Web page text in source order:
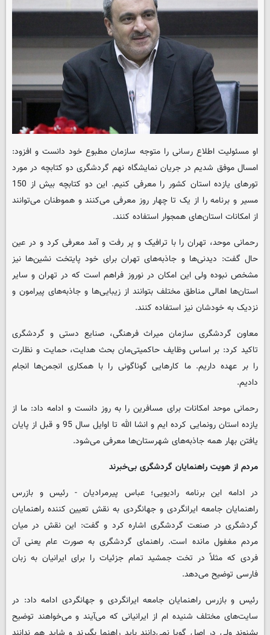
او مسئولیت اطلاع رسانی را متوجه سازمان مطبوع خود دانست و افزود:
امسال موفق شدیم در جریان نمایشگاه نهم گردشگری دو کتابچه در مورد
تورهای یازده استان کشور را معرفی کنیم. این دو کتابچه بیش از 150
مسیر و برنامه را از یک تا چهار روز معرفی می‌کنند و هموطنان می‌توانند
از امکانات استان‌های همجوار استفاده کنند.
رحمانی موحد، تهران را با ترافیک و پر رفت و آمد معرفی کرد و در عین
حال گفت: دیدنی‌ها و جاذبه‌های تهران برای خود پایتخت نشین‌ها نیز
مشخص نبوده ولی این امکان در نوروز فراهم است که در تهران و سایر
استان‌ها اهالی مناطق مختلف بتوانند از زیبایی‌ها و جاذبه‌های پیرامون و
نزدیک به خودشان نیز استفاده کنند.
معاون گردشگری سازمان میراث فرهنگی، صنایع دستی و گردشگری
تاکید کرد: بر اساس وظایف حاکمیتی‌مان بحث هدایت، حمایت و نظارت
را بر عهده داریم. ما کارهایی گوناگونی را با همکاری انجمن‌ها انجام
دادیم.
رحمانی موحد امکانات برای مسافرین را به روز دانست و ادامه داد: ما از
یازده استان رونمایی کرده ایم و انشا الله تا اوایل سال 95 و قبل از پایان
یافتن بهار همه جاذبه‌های شهرستان‌ها معرفی می‌شود.
مردم از هویت راهنمایان گردشگری بی‌خبرند
در ادامه این برنامه رادیویی؛ عباس پیرمرادیان - رئیس و بازرس
راهنمایان جامعه ایرانگردی و جهانگردی به نقش تعیین کننده راهنمایان
گردشگری در صنعت گردشگری اشاره کرد و گفت: این نقش در میان
مردم مغفول مانده است. راهنمای گردشگری به صورت عام یعنی آن
فردی که مثلاً در تخت جمشید تمام جزئیات را برای ایرانیان به زبان
فارسی توضیح می‌دهد.
رئیس و بازرس راهنمایان جامعه ایرانگردی و جهانگردی ادامه داد: در
سایت‌های مختلف شنیده ام از ایرانیانی که می‌آیند و می‌خواهند توضیح